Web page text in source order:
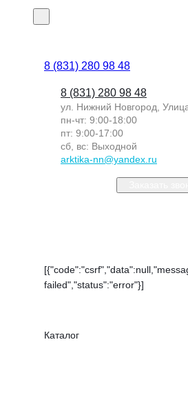
8 (831) 280 98 48
8 (831) 280 98 48
ул. Нижний Новгород,
пн-чт: 9:00-18:00
пт: 9:00-17:00
сб, вс: Выходной
arktika-nn@yandex.ru
failed","status":"error"}]
Каталог